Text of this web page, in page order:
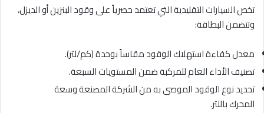
تخص السيارات التقليدية التي تعتمد حصرياً على وقود البنزين أو الديزل،
وتتضمن البطاقة:
معدل كفاءة استهلاك الوقود مقاساً بوحدة (كم/لتر).
تصنيف الأداء العام للمركبة ضمن المستويات السبعة.
تحديد نوع الوقود الموصى به من الشركة المصنعة وسعة
المحرك باللتر.